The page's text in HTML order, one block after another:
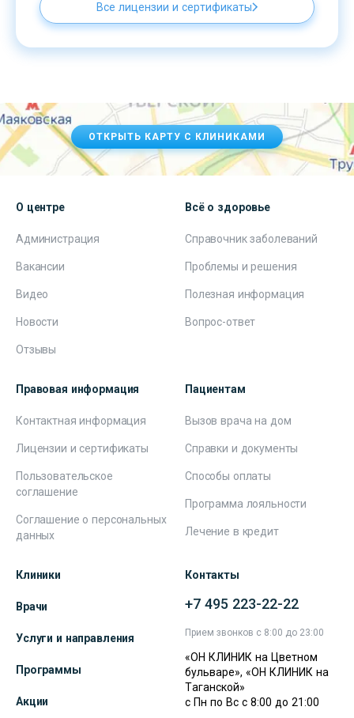
Все лицензии и сертификаты
ОТКРЫТЬ КАРТУ С КЛИНИКАМИ
О центре
Администрация
Вакансии
Видео
Новости
Отзывы
Всё о здоровье
Справочник заболеваний
Проблемы и решения
Полезная информация
Вопрос-ответ
Правовая информация
Контактная информация
Лицензии и сертификаты
Пользовательское
соглашение
Соглашение о персональных
данных
Пациентам
Вызов врача на дом
Справки и документы
Способы оплаты
Программа лояльности
Лечение в кредит
Клиники
Врачи
Услуги и направления
Программы
Акции
Контакты
+7 495 223-22-22
Прием звонков с 8:00 до 23:00
«ОН КЛИНИК на Цветном
бульваре», «ОН КЛИНИК на
Таганской»
с Пн по Вс с 8:00 до 21:00